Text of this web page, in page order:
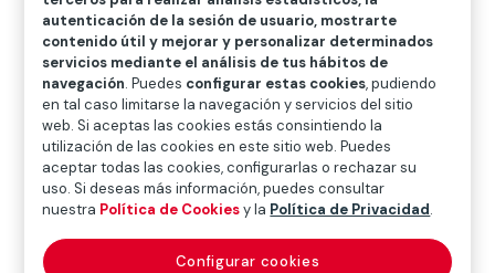
V
W X Y Z
Diccionario de seguros
seguro de riesgo
(term life insurance)
autenticación de la sesión de usuario, mostrarte
contenido útil y mejorar y personalizar determinados
servicios mediante el análisis de tus hábitos de
navegación. Puedes configurar estas cookies, pudiendo
en tal caso limitarse la navegación y servicios del sitio
web. Si aceptas las cookies estás consintiendo la
utilización de las cookies en este sitio web. Puedes
aceptar todas las cookies, configurarlas o rechazar su
uso. Si deseas más información, puedes consultar
nuestra Política de Cookiesy la Política de Privacidad.
Configurar cookies